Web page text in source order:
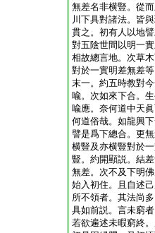
無差名非横豎。從
川下具對諸法。皆
貫之。初有人以地
對五陰世間以明一
相故總言地。次草
對於一實明差無差
末一。約五時教對
喩。次如來下合。
喩應。奈何道中天
何道俗哉。如龍興
譬是爲下總合。更
横豎及亦横豎對於
豎。約開顯説。結
無差。次不及下明
始入初住。且自述
所不領者。其法尚
具如前説。言未窮
若欲遍述未暇窮終